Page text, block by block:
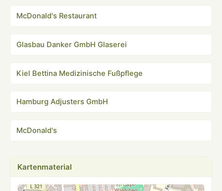
McDonald's Restaurant
Glasbau Danker GmbH Glaserei
Kiel Bettina Medizinische Fußpflege
Hamburg Adjusters GmbH
McDonald's
Kartenmaterial